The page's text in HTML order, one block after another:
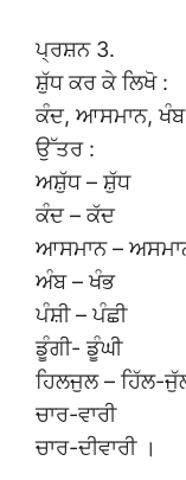
ਪ੍ਰਸ਼ਨ 3.
ਸ਼ੁੱਧ ਕਰ ਕੇ ਲਿਖੋ :
ਕੰਦ, ਆਸਮਾਨ, ਖੰਬ,
ਉੱਤਰ :
ਅਸ਼ੁੱਧ – ਸ਼ੁੱਧ
ਕੰਦ – ਕੱਦ
ਆਸਮਾਨ –
ਅੰਬ – ਖੰਭ
ਪੰਸ਼ੀ – ਪੰਛੀ
ਡੂੰਗੀ- ਡੂੰਘੀ
ਹਿਲਜੁਲ – ਹਿੱਲ-
ਚਾਰ-ਵਾਰੀ
ਚਾਰ-ਦੀਵਾਰੀ ।